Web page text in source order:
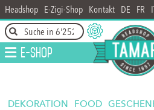
Headshop E-Zigi-Shop Kontakt DE FR
E-Shop
DEKORATION FOOD